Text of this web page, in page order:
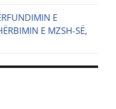
E
E MZSH-SË,